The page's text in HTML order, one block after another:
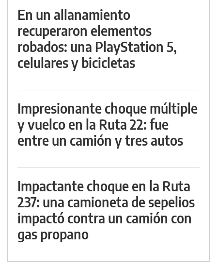
En un allanamiento
recuperaron elementos
robados: una PlayStation 5,
celulares y bicicletas
Impresionante choque múltiple
y vuelco en la Ruta 22: fue
entre un camión y tres autos
Impactante choque en la Ruta
237: una camioneta de sepelios
impactó contra un camión con
gas propano